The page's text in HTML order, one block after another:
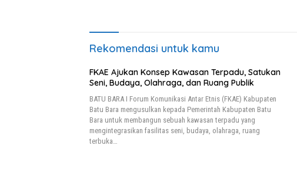
Rekomendasi untuk kamu
FKAE Ajukan Konsep Kawasan Terpadu, Satukan
Seni, Budaya, Olahraga, dan Ruang Publik
BATU BARA I Forum Komunikasi Antar Etnis (FKAE) Kabupaten
Batu Bara mengusulkan kepada Pemerintah Kabupaten Batu
Bara untuk membangun sebuah kawasan terpadu yang
mengintegrasikan fasilitas seni, budaya, olahraga, ruang
terbuka…